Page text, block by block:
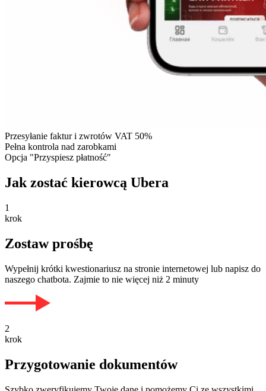
Przesyłanie faktur i zwrotów VAT 50%
Pełna kontrola nad zarobkami
Opcja "Przyspiesz płatność"
Jak zostać kierowcą Ubera
1
krok
Zostaw prośbę
Wypełnij krótki kwestionariusz na stronie internetowej lub napisz do
naszego chatbota. Zajmie to nie więcej niż 2 minuty
2
krok
Przygotowanie dokumentów